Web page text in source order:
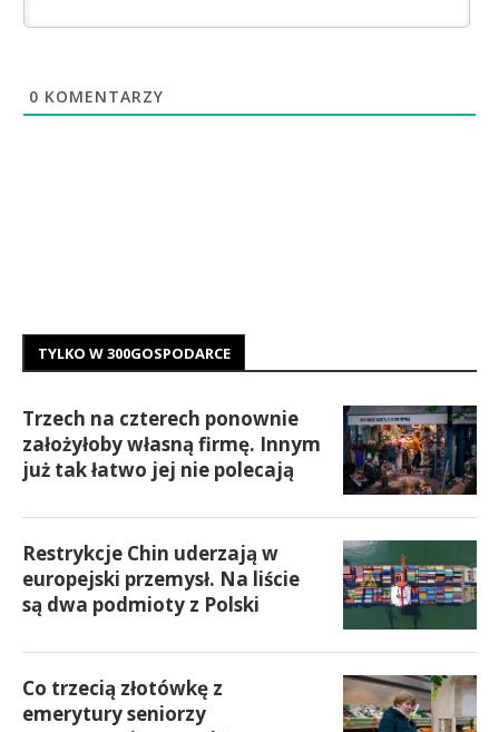
0 KOMENTARZY
TYLKO W 300GOSPODARCE
Trzech na czterech ponownie
założyłoby własną firmę. Innym
już tak łatwo jej nie polecają
Restrykcje Chin uderzają w
europejski przemysł. Na liście
są dwa podmioty z Polski
Co trzecią złotówkę z
emerytury seniorzy